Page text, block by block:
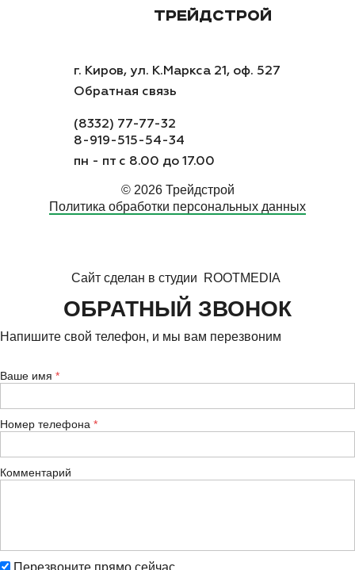
ТРЕЙДСТРОЙ
г. Киров, ул. К.Маркса 21, оф. 527
Обратная связь
(8332) 77-77-32
8-919-515-54-34
пн - пт с 8.00 до 17.00
© 2026 Трейдстрой
Политика обработки персональных данных
Сайт сделан в студии ROOTMEDIA
ОБРАТНЫЙ ЗВОНОК
Напишите свой телефон, и мы вам перезвоним
Ваше имя
Номер телефона
Комментарий
Перезвоните прямо сейчас